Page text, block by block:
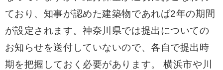
ており、知事が認めた建築物であれば2年の期間
が設定されます。神奈川県では提出についての
お知らせを送付していないので、各自で提出時
期を把握しておく必要があります。 横浜市や川